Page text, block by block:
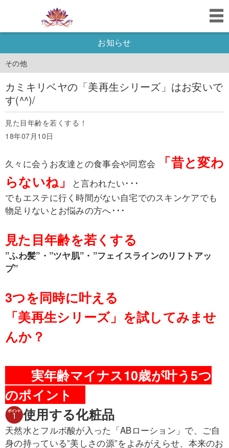
お知らせ
その他
カミキリベヤの「美再生シリーズ」はお安いで
す(^^)/
見た目年齢を若くする！
18年07月10日
久々に会うお友達との食事会や同窓会
「昔と変わ
らないね」
と言われたい･･･
でもエステに行く時間がない自宅でのスキンケアでも
物足りないとお悩みの方へ･･･
見た目年齢を若くする
”ふわ髪”・”ツヤ肌”・”フェイスラインのリフトアッ
プ”
3つを同時に叶える
「美再生シリーズ」を試してみませ
んか？
実年齢マイナス10歳が叶う5つ
のポイント
使用する化粧品
天然水とフルボ酸が入った「ABローション」で、ご自
身の持っている”美しさの源”をよみがえらせ、本来のお